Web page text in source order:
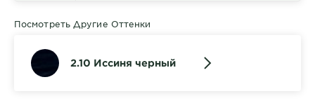
Посмотреть Другие Оттенки
2.10 Иссиня черный